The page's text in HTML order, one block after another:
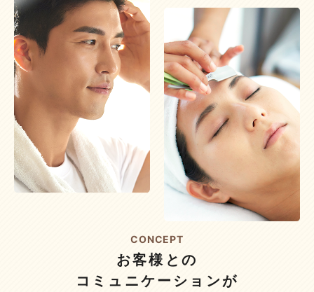
CONCEPT
お客様との
コミュニケーションが